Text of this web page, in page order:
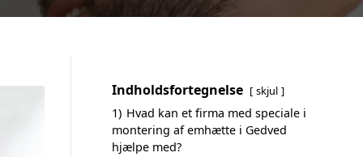
Indholdsfortegnelse skjul
1) Hvad kan et firma med speciale i
montering af emhætte i Gedved
hjælpe med?